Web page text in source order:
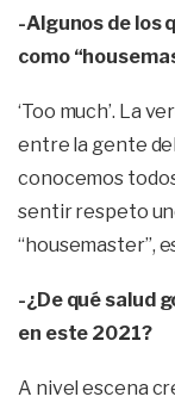
-Algunos de los
como
‘Too much’. La
entre la gente
conocemos
sentir respeto
“housemaster”,
-¿De qué salud
en este 2021?
A nivel escena